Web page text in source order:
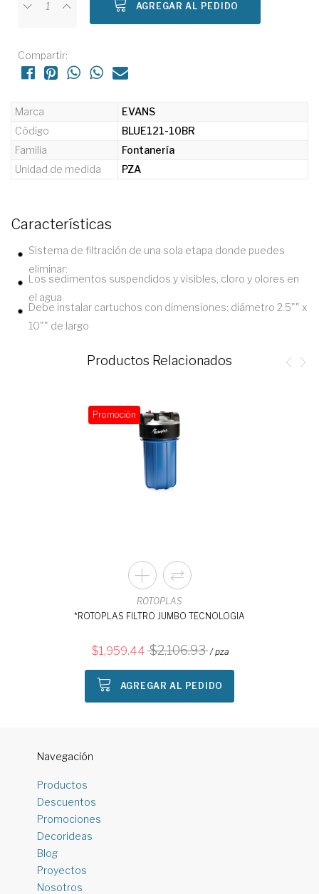
AGREGAR AL PEDIDO
Compartir:
Marca
EVANS
Código
BLUE121-10BR
Familia
Fontanería
Unidad de medida
PZA
Características
Sistema de filtración de una sola etapa donde puedes
eliminar:
Los sedimentos suspendidos y visibles, cloro y olores en
el agua
Debe instalar cartuchos con dimensiones: diámetro 2.5"" x
10"" de largo
Productos Relacionados
Promoción
ROTOPLAS
*ROTOPLAS FILTRO JUMBO TECNOLOGIA
1,959.44 2,106.93 / pza
AGREGAR AL PEDIDO
Navegación
Productos
Descuentos
Promociones
Decorideas
Blog
Proyectos
Nosotros